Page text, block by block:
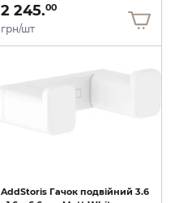
2 245.00
грн/шт
AddStoris Гачок подвійний 3.6